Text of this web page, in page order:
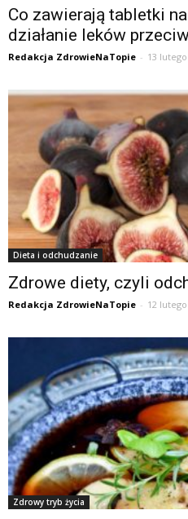
Co zawierają tabletki na
działanie leków
Redakcja ZdrowieNaTopie - 13 lutego
Dieta i odchudzanie
Zdrowe diety, czyli
Redakcja ZdrowieNaTopie - 12 lutego
Zdrowy tryb życia